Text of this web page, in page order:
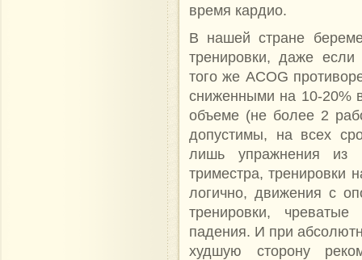
время кардио.
В нашей стране
тренировки, даже
того же ACOG
сниженными на 10-20%
объеме (не более 2
допустимы, на всех
лишь упражнения
триместра, тренировки
логично, движения с
тренировки,
падения. И при
худшую сторону